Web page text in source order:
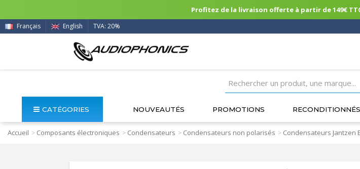
Profitez de la livraison offerte à partir de 149€
Français English TVA: 20%
CATÉGORIES NOUVEAUTÉS PROMOTIONS RECONDITIONNÉS
Accueil > Composants électroniques > Condensateurs > Condensateurs non polarisés > Condensateurs Jantzen